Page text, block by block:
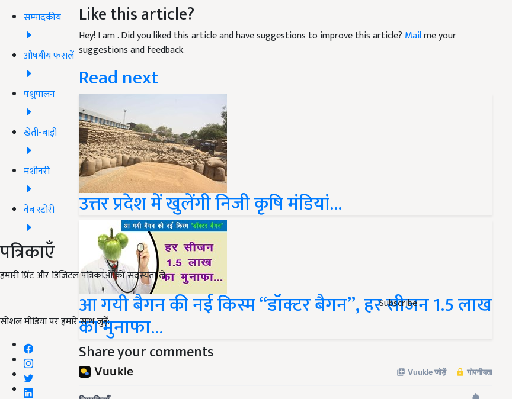
सम्पादकीय
औषधीय फसलें
पशुपालन
खेती-बाड़ी
मशीनरी
वेब स्टोरी
पत्रिकाएँ
हमारी प्रिंट और डिजिटल पत्रिकाओं की सदस्यता लें
Subscribe
सोशल मीडिया पर हमारे साथ जुड़ें:
Like this article?
Hey! I am. Did you liked this article and have suggestions to improve this article? Mailme your
suggestions and feedback.
Read next
उत्तर प्रदेश में खुलेंगी निजी कृषि मंडियां...
आ गयी बैगन की नई किस्म “डॉक्टर बैगन”, हर सीजन 1.5 लाख
का मुनाफा...
Share your comments